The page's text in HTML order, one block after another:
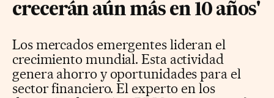
crecerán aún más en 10 años'
Los mercados emergentes lideran el
crecimiento mundial. Esta actividad
genera ahorro y oportunidades para el
sector financiero. El experto en los